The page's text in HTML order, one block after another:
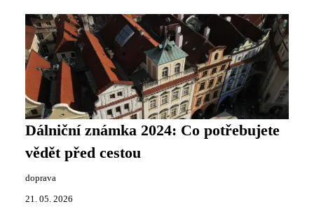
Dálniční známka 2024: Co potřebujete
vědět před cestou
doprava
21. 05. 2026